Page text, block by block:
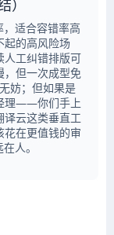
适合容错率高
起的高风险场
人工纠错排版可
，但一次成型免
妨；但如果是
理——你们手上
译云这类垂直工
花在更值钱的审
人。